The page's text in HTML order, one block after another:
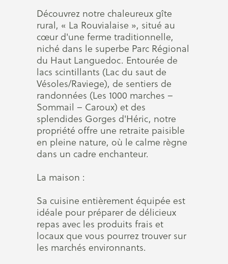
Découvrez notre chaleureux gîte
rural, « La Rouvialaise », situé au
cœur d'une ferme traditionnelle,
niché dans le superbe Parc Régional
du Haut Languedoc. Entourée de
lacs scintillants (Lac du saut de
Vésoles/Raviege), de sentiers de
randonnées (Les 1000 marches –
Sommail – Caroux) et des
splendides Gorges d'Héric, notre
propriété offre une retraite paisible
en pleine nature, où le calme règne
dans un cadre enchanteur.
La maison :
Sa cuisine entièrement équipée est
idéale pour préparer de délicieux
repas avec les produits frais et
locaux que vous pourrez trouver sur
les marchés environnants.